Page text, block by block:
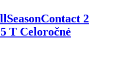
2
T Celoročné